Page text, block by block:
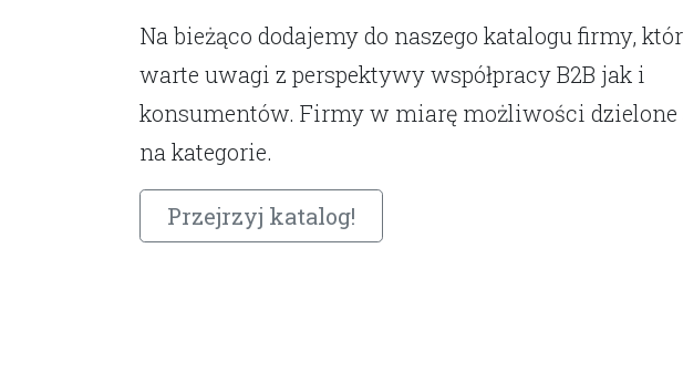
Na bieżąco dodajemy do naszego katalogu firmy,
warte uwagi z perspektywy współpracy B2B jak i
konsumentów. Firmy w miarę możliwości dzielone
na kategorie.
Przejrzyj katalog!